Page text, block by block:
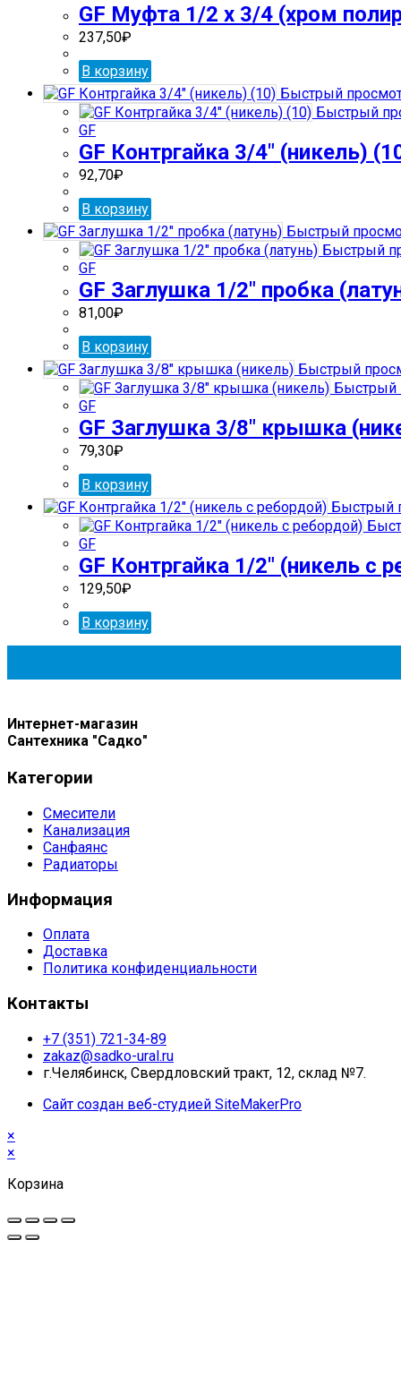
GF Муфта 1/2 х 3/4 (хром
237,50₽
В корзину
Быстрый
Быстрый
GF
GF Контргайка 3/4″ (никель)
92,70₽
В корзину
Быстрый
Быстрый
GF
GF Заглушка 1/2″ пробка
81,00₽
В корзину
Быстрый
Быстрый
GF
GF Заглушка 3/8″ крышка
79,30₽
В корзину
Быстрый
GF
GF Контргайка 1/2″ (никель с
129,50₽
В корзину
Интернет-магазин
Сантехника "Садко"
Категории
Смесители
Канализация
Санфаянс
Радиаторы
Информация
Оплата
Доставка
Политика конфиденциальности
Контакты
+7 (351) 721-34-89
zakaz@sadko-ural.ru
г.Челябинск, Свердловский тракт, 12, склад №7.
Сайт создан веб-студией SiteMakerPro
×
×
Корзина